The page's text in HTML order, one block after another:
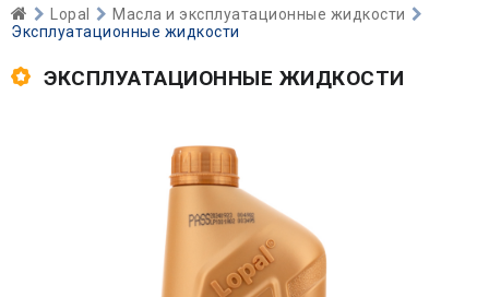
Lopal
Масла и эксплуатационные жидкости
Эксплуатационные жидкости
ЭКСПЛУАТАЦИОННЫЕ ЖИДКОСТИ